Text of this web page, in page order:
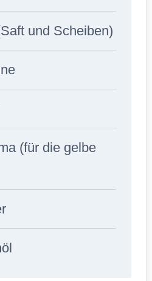
und Scheiben)
(für die gelbe